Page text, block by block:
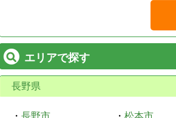
エリアで探す
長野県
・ 長野市 ・ 松本市